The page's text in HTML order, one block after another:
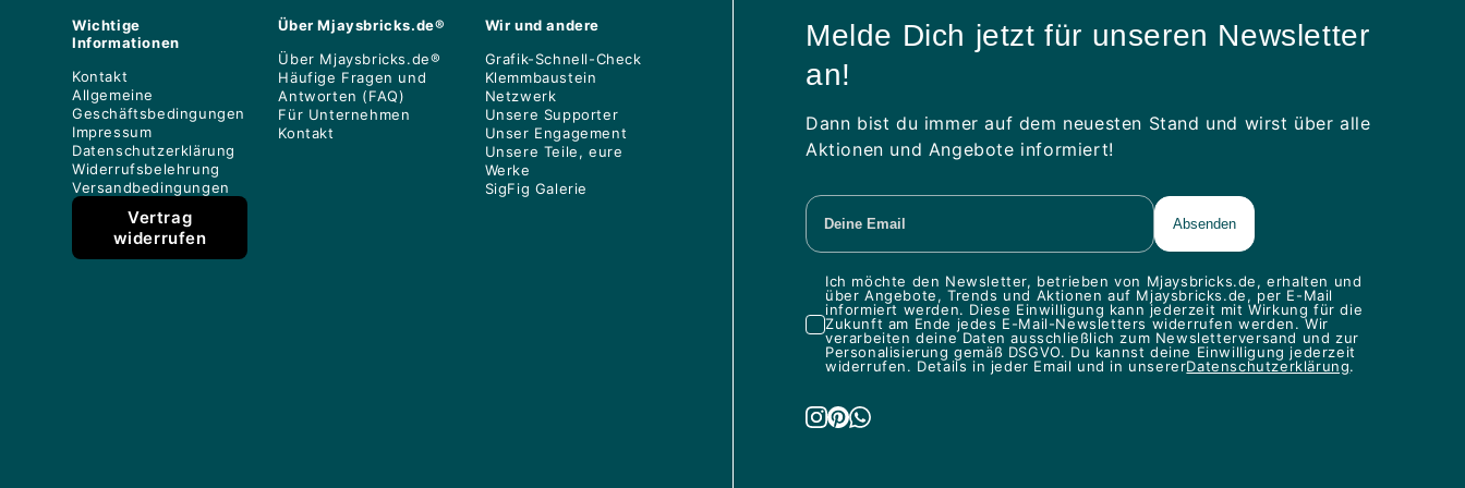
Wichtige
Informationen
Kontakt
Allgemeine
Geschäftsbedingungen
Impressum
Datenschutzerklärung
Widerrufsbelehrung
Versandbedingungen
Vertrag
widerrufen
Über Mjaysbricks.de®
Über Mjaysbricks.de®
Häufige Fragen und
Antworten (FAQ)
Für Unternehmen
Kontakt
Wir und andere
Grafik-Schnell-Check
Klemmbaustein
Netzwerk
Unsere Supporter
Unser Engagement
Unsere Teile, eure
Werke
SigFig Galerie
Melde Dich jetzt für unseren Newsletter
an!
Dann bist du immer auf dem neuesten Stand und wirst über alle
Aktionen und Angebote informiert!
Ich möchte den Newsletter, betrieben von Mjaysbricks.de, erhalten und
über Angebote, Trends und Aktionen auf Mjaysbricks.de, per E-Mail
informiert werden. Diese Einwilligung kann jederzeit mit Wirkung für die
Zukunft am Ende jedes E-Mail-Newsletters widerrufen werden. Wir
verarbeiten deine Daten ausschließlich zum Newsletterversand und zur
Personalisierung gemäß DSGVO. Du kannst deine Einwilligung jederzeit
widerrufen. Details in jeder Email und in unsererDatenschutzerklärung.